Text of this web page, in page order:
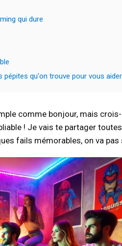
qui dure
qu'on trouve pour vous aider.
comme bonjour, mais crois-
! Je vais te partager
fails mémorables, on va pas